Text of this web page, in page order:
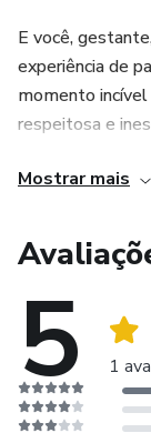
●Massagens de
●Exercícios na
Garanta sua vaga
E você,
experiência de
momento incível
respeitosa e
sucesso (sem
Contem comigo
Mostrar mais
5 1